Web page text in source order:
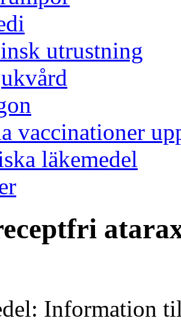
utrustning
vaccinationer
läkemedel
Information